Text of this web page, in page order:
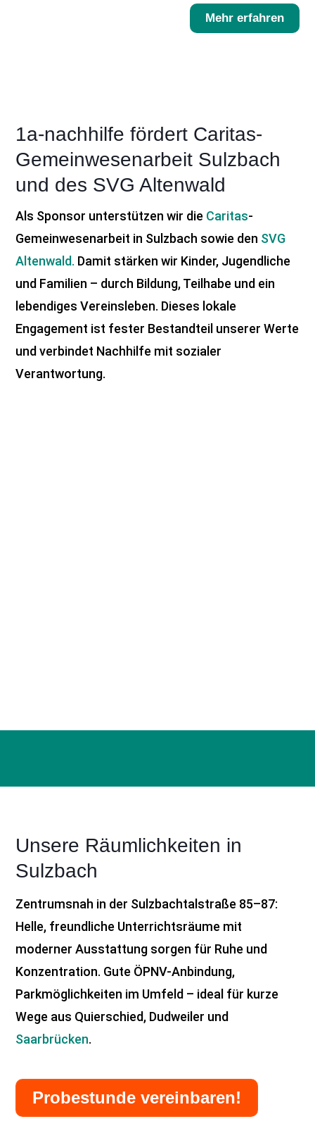
Mehr erfahren
1a-nachhilfe fördert Caritas-
Gemeinwesenarbeit Sulzbach
und des SVG Altenwald
Als Sponsor unterstützen wir die Caritas-
Gemeinwesenarbeit in Sulzbach sowie den SVG
Altenwald. Damit stärken wir Kinder, Jugendliche
und Familien – durch Bildung, Teilhabe und ein
lebendiges Vereinsleben. Dieses lokale
Engagement ist fester Bestandteil unserer Werte
und verbindet Nachhilfe mit sozialer
Verantwortung.
Unsere Räumlichkeiten in
Sulzbach
Zentrumsnah in der Sulzbachtalstraße 85–87:
Helle, freundliche Unterrichtsräume mit
moderner Ausstattung sorgen für Ruhe und
Konzentration. Gute ÖPNV-Anbindung,
Parkmöglichkeiten im Umfeld – ideal für kurze
Wege aus Quierschied, Dudweiler und
Saarbrücken.
Probestunde vereinbaren!